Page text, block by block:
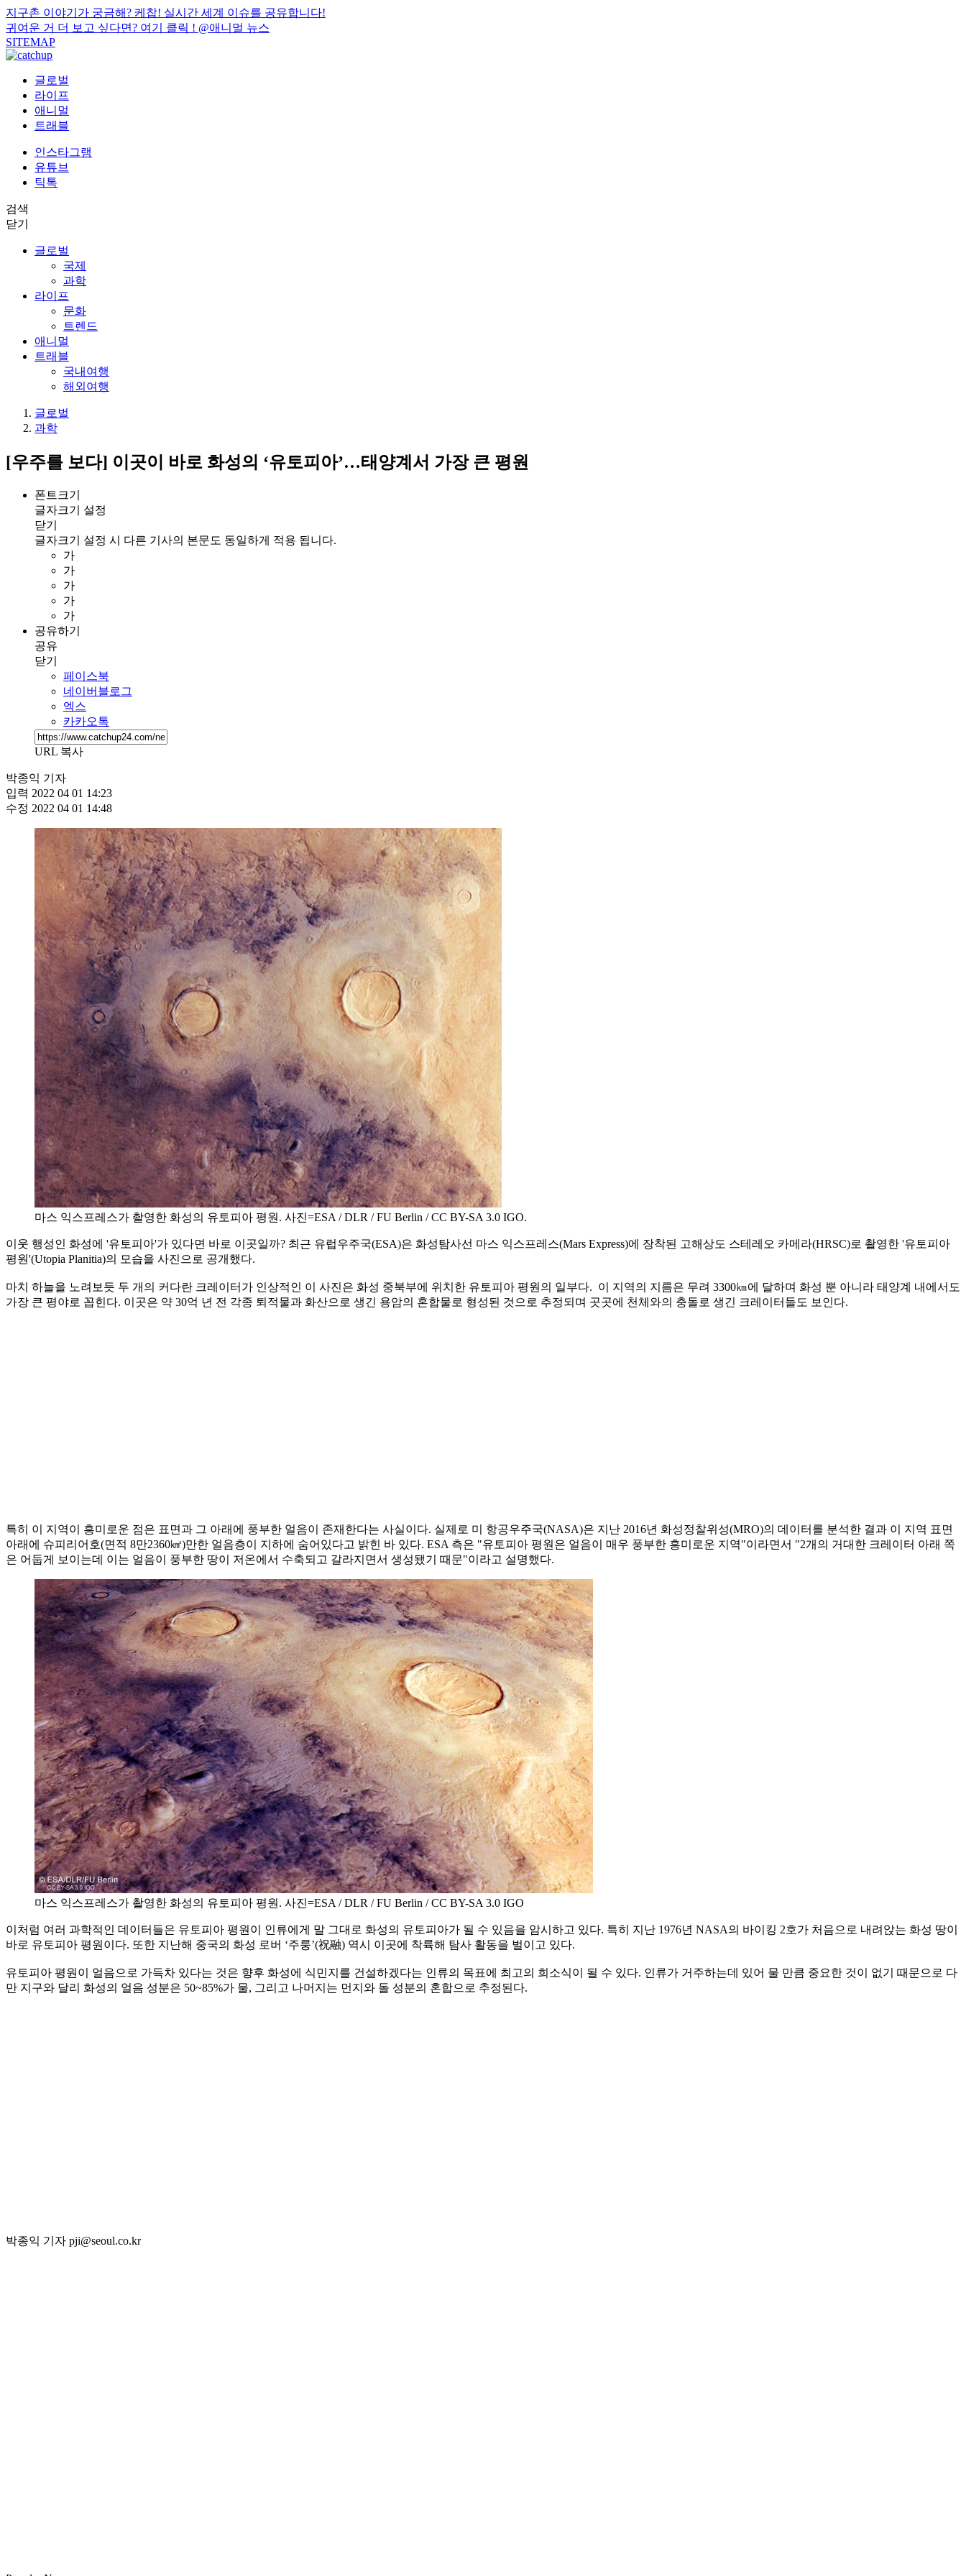
지구촌 이야기가 궁금해? 케찹! 실시간 세계 이슈를 공유합니다!
귀여운 거 더 보고 싶다면? 여기 클릭 ! @애니멀 뉴스
SITEMAP
글로벌
라이프
애니멀
트래블
인스타그램
유튜브
틱톡
검색
닫기
글로벌
국제
과학
라이프
문화
트렌드
애니멀
트래블
국내여행
해외여행
글로벌
과학
[우주를 보다] 이곳이 바로 화성의 ‘유토피아’…태양계서 가장 큰 평원
폰트크기
글자크기 설정
닫기
글자크기 설정 시 다른 기사의 본문도 동일하게 적용 됩니다.
가
가
가
가
가
공유하기
공유
닫기
페이스북
네이버블로그
엑스
카카오톡
URL 복사
박종익 기자
입력 2022 04 01 14:23
수정 2022 04 01 14:48
마스 익스프레스가 촬영한 화성의 유토피아 평원. 사진=ESA / DLR / FU Berlin / CC BY-SA 3.0 IGO.
이웃 행성인 화성에 '유토피아'가 있다면 바로 이곳일까? 최근 유럽우주국(ESA)은 화성탐사선 마스 익스프레스(Mars Express)에 장착된 고해상도 스테레오 카메라(HRSC)로 촬영한 '유토피아
평원'(Utopia Planitia)의 모습을 사진으로 공개했다.
마치 하늘을 노려보듯 두 개의 커다란 크레이터가 인상적인 이 사진은 화성 중북부에 위치한 유토피아 평원의 일부다. 이 지역의 지름은 무려 3300㎞에 달하며 화성 뿐 아니라 태양계 내에서도
가장 큰 평야로 꼽힌다. 이곳은 약 30억 년 전 각종 퇴적물과 화산으로 생긴 용암의 혼합물로 형성된 것으로 추정되며 곳곳에 천체와의 충돌로 생긴 크레이터들도 보인다.
특히 이 지역이 흥미로운 점은 표면과 그 아래에 풍부한 얼음이 존재한다는 사실이다. 실제로 미 항공우주국(NASA)은 지난 2016년 화성정찰위성(MRO)의 데이터를 분석한 결과 이 지역 표면
아래에 슈피리어호(면적 8만2360㎢)만한 얼음층이 지하에 숨어있다고 밝힌 바 있다. ESA 측은 "유토피아 평원은 얼음이 매우 풍부한 흥미로운 지역"이라면서 "2개의 거대한 크레이터 아래 쪽
은 어둡게 보이는데 이는 얼음이 풍부한 땅이 저온에서 수축되고 갈라지면서 생성됐기 때문"이라고 설명했다.
마스 익스프레스가 촬영한 화성의 유토피아 평원. 사진=ESA / DLR / FU Berlin / CC BY-SA 3.0 IGO
이처럼 여러 과학적인 데이터들은 유토피아 평원이 인류에게 말 그대로 화성의 유토피아가 될 수 있음을 암시하고 있다. 특히 지난 1976년 NASA의 바이킹 2호가 처음으로 내려앉는 화성 땅이
바로 유토피아 평원이다. 또한 지난해 중국의 화성 로버 ‘주룽’(祝融) 역시 이곳에 착륙해 탐사 활동을 벌이고 있다.
유토피아 평원이 얼음으로 가득차 있다는 것은 향후 화성에 식민지를 건설하겠다는 인류의 목표에 최고의 희소식이 될 수 있다. 인류가 거주하는데 있어 물 만큼 중요한 것이 없기 때문으로 다
만 지구와 달리 화성의 얼음 성분은 50~85%가 물, 그리고 나머지는 먼지와 돌 성분의 혼합으로 추정된다.
박종익 기자 pji@seoul.co.kr